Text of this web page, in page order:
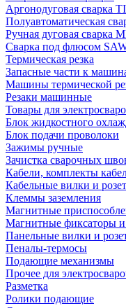
Аргонодуговая сварка
Полуавтоматическая
Ручная дуговая сварка
Сварка под флюсом
Термическая резка
Запасные части к
Машины термической
Резаки машинные
Товары для
Блок жидкостного
Блок подачи проволоки
Зажимы ручные
Зачистка сварочных
Кабели, комплекты
Кабельные вилки и
Клеммы заземления
Магнитные
Магнитные фиксаторы и
Панельные вилки и
Пеналы-термосы
Подающие механизмы
Прочее для
Разметка
Ролики подающие